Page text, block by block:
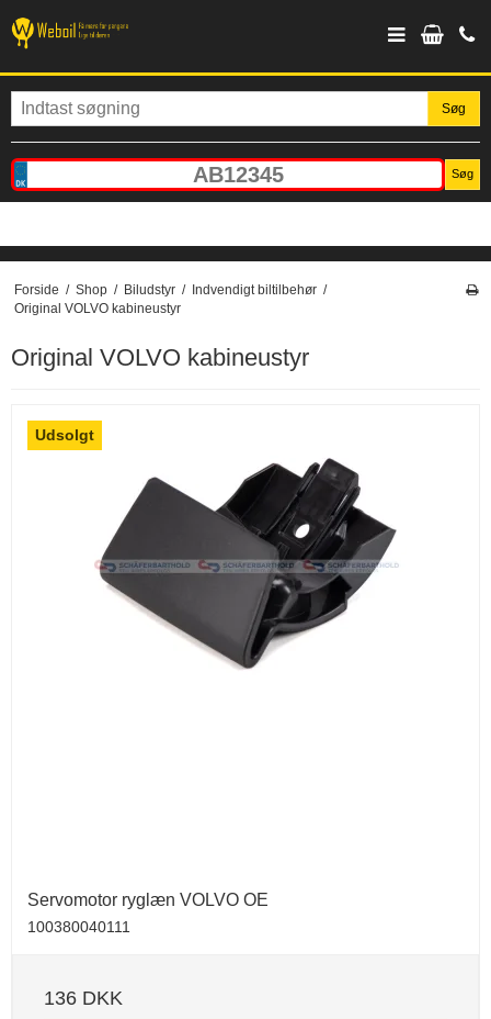
Søg
Søg
Forside / Shop / Biludstyr / Indvendigt biltilbehør /
Original VOLVO kabineustyr
Original VOLVO kabineustyr
Udsolgt
Servomotor ryglæn VOLVO OE
100380040111
136 DKK